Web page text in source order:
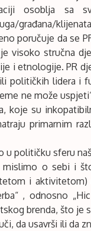
osoblja sa
građana/
poručuje da se
visoko stručna
i etnologije. PR
političkih lidera i
ne može
koje su
primarnim
u političku sferu
o sebi i
i
, odnosno
brenda, što je
da usavrši ili da